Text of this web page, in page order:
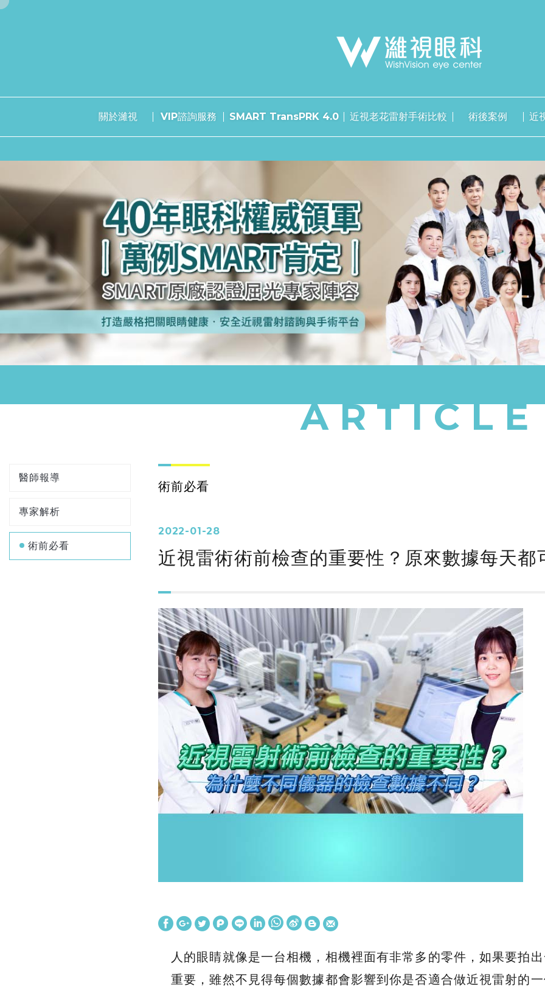
關於濰視 VIP諮詢服務 SMART TransPRK 4.0 近視老花雷射手術比較 術後案例 近
ARTICLE
醫師報導
專家解析
術前必看
術前必看
2022-01-28
近視雷術術前檢查的重要性？原來數據每天都
人的眼睛就像是一台相機，相機裡面有非常多的零件，如果要拍
重要，雖然不見得每個數據都會影響到你是否適合做近視雷射的